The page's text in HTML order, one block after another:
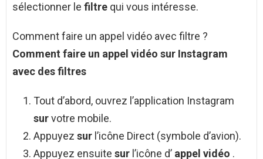
sélectionner le filtre qui vous intéresse.
Comment faire un appel vidéo avec filtre ?
Comment faire un appel vidéo sur Instagram
avec desfiltres
Tout d’abord, ouvrez l’application Instagram
survotre mobile.
Appuyez sur l’icône Direct (symbole d’avion).
Appuyez ensuite sur l’icône d’ appel vidéo .